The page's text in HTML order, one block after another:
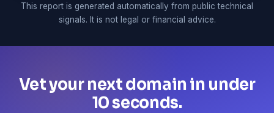
This report is generated automatically from public technical
signals. It is not legal or financial advice.
Vet your next domain in under
10 seconds.